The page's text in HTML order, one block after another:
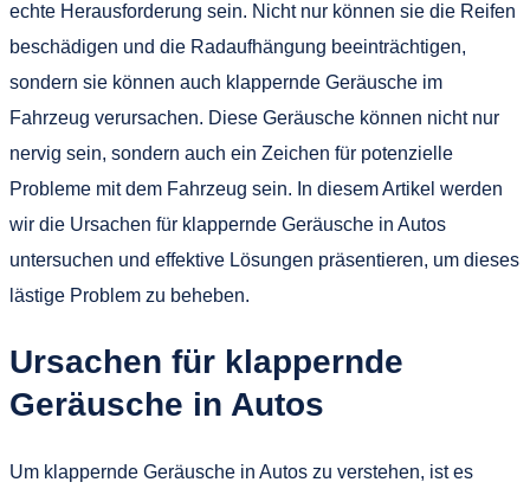
echte Herausforderung sein. Nicht nur können sie die Reifen
beschädigen und die Radaufhängung beeinträchtigen,
sondern sie können auch klappernde Geräusche im
Fahrzeug verursachen. Diese Geräusche können nicht nur
nervig sein, sondern auch ein Zeichen für potenzielle
Probleme mit dem Fahrzeug sein. In diesem Artikel werden
wir die Ursachen für klappernde Geräusche in Autos
untersuchen und effektive Lösungen präsentieren, um dieses
lästige Problem zu beheben.
Ursachen für klappernde
Geräusche in Autos
Um klappernde Geräusche in Autos zu verstehen, ist es